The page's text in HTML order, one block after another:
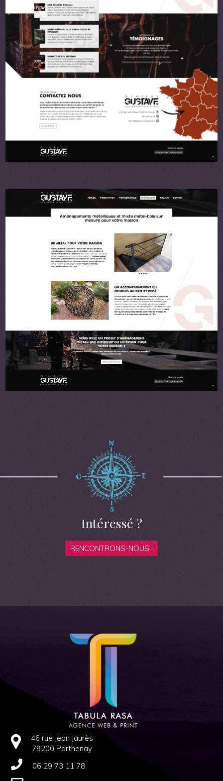
Intéressé ?
RENCONTRONS-NOUS !
46 rue Jean Jaurès
79200 Parthenay
06 29 73 11 78